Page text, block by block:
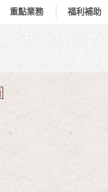
重點業務 福利補助